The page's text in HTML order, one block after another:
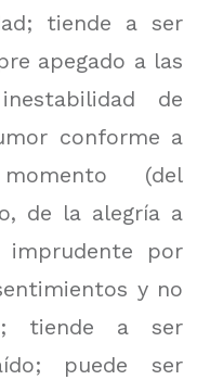
tiende a ser
apegado a las
de
conforme a
(del
de la alegría a
imprudente por
y no
tiende a ser
puede ser